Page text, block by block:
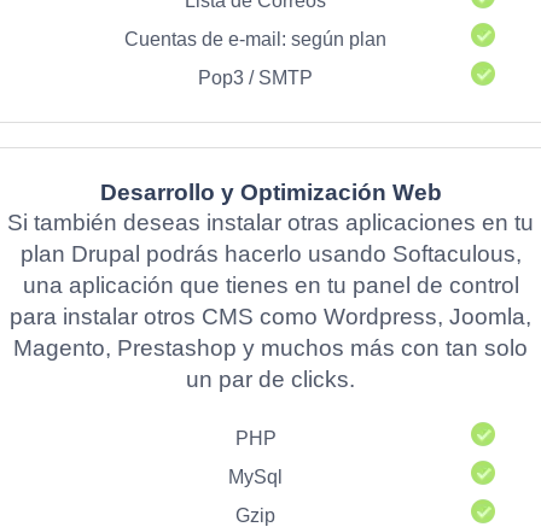
Cuentas de e-mail: según plan
Pop3 / SMTP
Desarrollo y Optimización Web
Si también deseas instalar otras aplicaciones en tu
plan Drupal podrás hacerlo usando Softaculous,
una aplicación que tienes en tu panel de control
para instalar otros CMS como Wordpress, Joomla,
Magento, Prestashop y muchos más con tan solo
un par de clicks.
PHP
MySql
Gzip